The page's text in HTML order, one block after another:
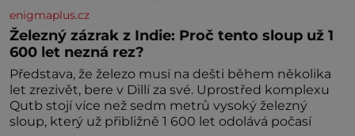
enigmaplus.cz
Železný zázrak z Indie: Proč tento sloup už 1
600 let nezná rez?
Představa, že železo musí na dešti během několika
let zrezivět, bere v Dillí za své. Uprostřed komplexu
Qutb stojí více než sedm metrů vysoký železný
sloup, který už přibližně 1 600 let odolává počasí